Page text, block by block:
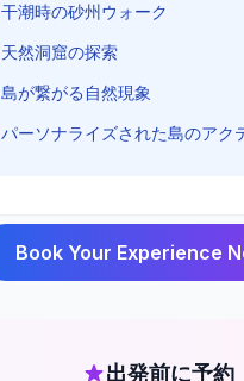
干潮時の砂州ウォーク
天然洞窟の探索
島が繋がる自然現象
パーソナライズされた島のアク
Book Your Experience
出発前に予約